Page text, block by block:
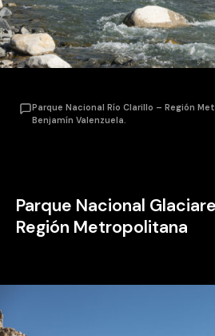
Parque Nacional Río Clarillo – Región
Benjamín Valenzuela.
Parque Nacional
Región Metropolitana